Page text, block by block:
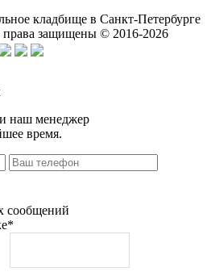
кладбище в Санкт-Петербурге
права защищены © 2016-2026
наш менеджер
время.
сообщений
*